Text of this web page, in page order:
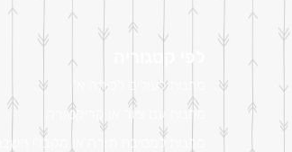
לפי קטגוריה
מתנות לעולים לכיתה א'
מתנות עם ציור או קריקטורה
מתנות למסיבת תורה או מקבלי השבת